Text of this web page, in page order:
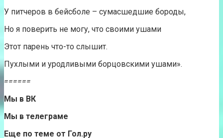
У питчеров в бейсболе – сумасшедшие бороды,
Но я поверить не могу, что своими ушами
Этот парень что-то слышит.
Пухлыми и уродливыми борцовскими ушами».
======
Мы в ВК
Мы в телеграме
Еще по теме от Гол.ру